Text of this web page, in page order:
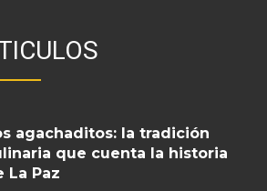
agachaditos: la tradición
que cuenta la historia
La Paz